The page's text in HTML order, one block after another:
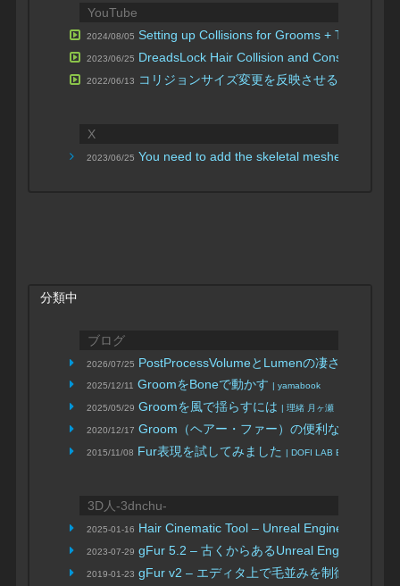
YouTube
2024/08/05 Setting up Collisions for Grooms + Testing
2023/06/25 DreadsLock Hair Collision and Constraints
2022/06/13 コリジョンサイズ変更を反映させる
X
2023/06/25 You need to add the skeletal meshes you
分類中
ブログ
2026/07/25 PostProcessVolumeとLumenの凄さを知る（
2025/12/11 GroomをBoneで動かす | yamabook
2025/05/29 Groomを風で揺らすには | 理緒 月ヶ瀬
2020/12/17 Groom（ヘアー・ファー）の便利な機能
2015/11/08 Fur表現を試してみました | DOFI LAB BLOG
3D人-3dnchu-
2025-01-16 Hair Cinematic Tool – Unreal Engine 5のHair
2023-07-29 gFur 5.2 – 古くからあるUnreal Engine向け
2019-01-23 gFur v2 – エディタ上で毛並みを制御！UE4